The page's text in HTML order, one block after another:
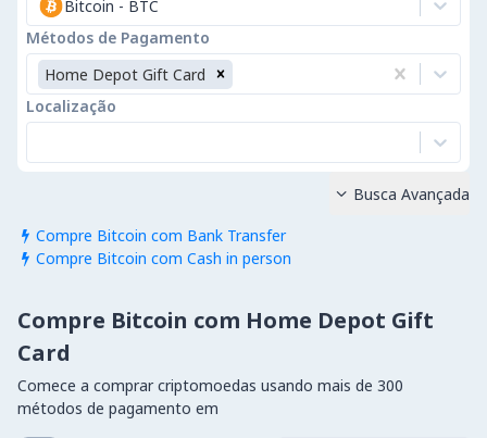
Bitcoin - BTC
Métodos de Pagamento
Home Depot Gift Card
Localização
 Compre Bitcoin com Bank Transfer
 Compre Bitcoin com Cash in person
 Busca Avançada
Compre Bitcoin com Home Depot Gift
Card
Comece a comprar criptomoedas usando mais de 300
métodos de pagamento em